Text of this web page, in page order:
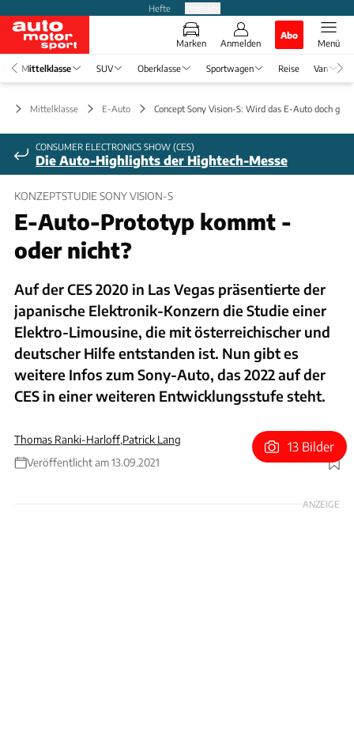
Hefte
Marken Anmelden
Abo
Menü
Mittelklasse SUV Oberklasse Sportwagen Reise Van
Mittelklasse E-Auto Concept Sony Vision-S: Wird das E-Auto doch
CONSUMER ELECTRONICS SHOW (CES)
Die Auto-Highlights der Hightech-Messe
KONZEPTSTUDIE SONY VISION-S
E-Auto-Prototyp kommt -
oder nicht?
Auf der CES 2020 in Las Vegas präsentierte der
japanische Elektronik-Konzern die Studie einer
Elektro-Limousine, die mit österreichischer und
deutscher Hilfe entstanden ist. Nun gibt es
weitere Infos zum Sony-Auto, das 2022 auf der
CES in einer weiteren Entwicklungsstufe steht.
Thomas Ranki-Harloff,Patrick Lang
Veröffentlicht am 13.09.2021
Foto: Sony
13 Bilder
ANZEIGE